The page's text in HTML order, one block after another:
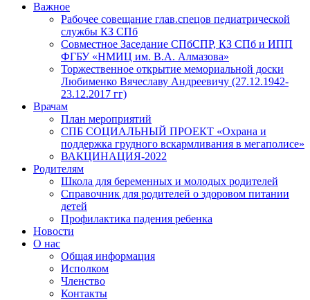
Важное
Рабочее совещание глав.спецов педиатрической
службы КЗ СПб
Совместное Заседание СПбСПР, КЗ СПб и ИПП
ФГБУ «НМИЦ им. В.А. Алмазова»
Торжественное открытие мемориальной доски
Любименко Вячеславу Андреевичу (27.12.1942-
23.12.2017 гг)
Врачам
План мероприятий
СПБ СОЦИАЛЬНЫЙ ПРОЕКТ «Охрана и
поддержка грудного вскармливания в мегаполисе»
ВАКЦИНАЦИЯ-2022
Родителям
Школа для беременных и молодых родителей
Справочник для родителей о здоровом питании
детей
Профилактика падения ребенка
Новости
О нас
Общая информация
Исполком
Членство
Контакты